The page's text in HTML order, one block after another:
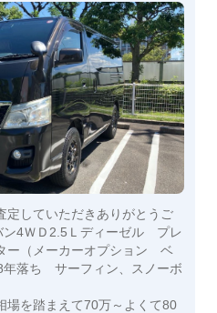
定していただきありがとうご
ン4ＷＤ2.5Ｌディーゼル プレ
ー（メーカーオプション ベ
年落ち サーフィン、スノーボ
場を踏まえて70万～よくて80